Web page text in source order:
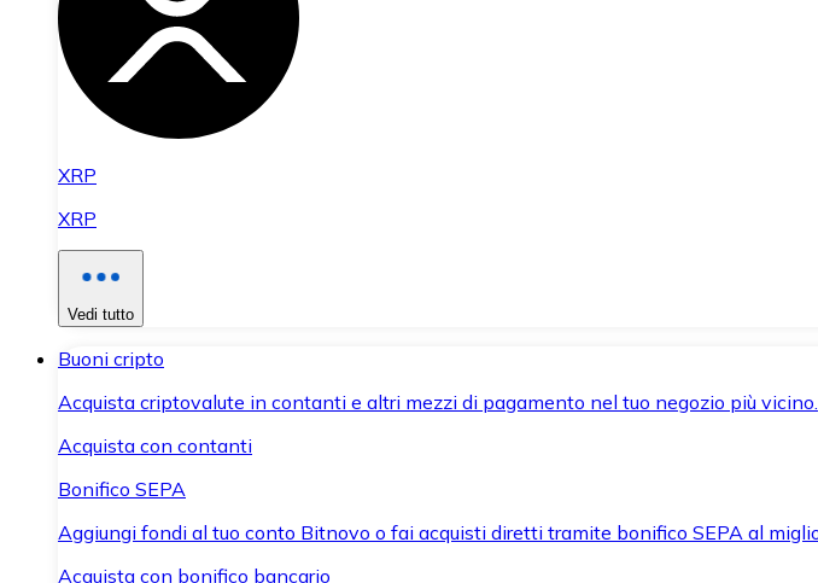
XRP
XRP
Vedi tutto
Buoni cripto
Acquista criptovalute in contanti e altri mezzi di pagamento nel tuo negozio più vicino.
Acquista con contanti
Bonifico SEPA
Aggiungi fondi al tuo conto Bitnovo o fai acquisti diretti tramite bonifico SEPA al
Acquista con bonifico bancario